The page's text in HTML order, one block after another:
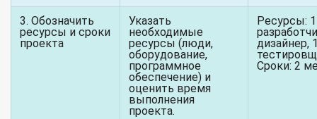
3. Обозначить
ресурсы и сроки
проекта
Указать
необходимые
ресурсы (люди,
оборудование,
программное
обеспечение) и
оценить время
выполнения
проекта.
Ресурсы: 1
дизайнер,
Сроки: 2